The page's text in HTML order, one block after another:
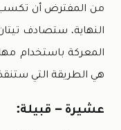
من المفترض أن تكسب
النهاية، ستصادف
المعركة باستخدام
هي الطريقة التي
عشيرة – قبيلة: